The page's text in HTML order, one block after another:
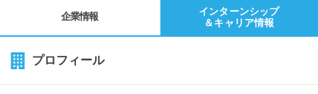
企業情報
インターンシップ
＆キャリア情報
プロフィール